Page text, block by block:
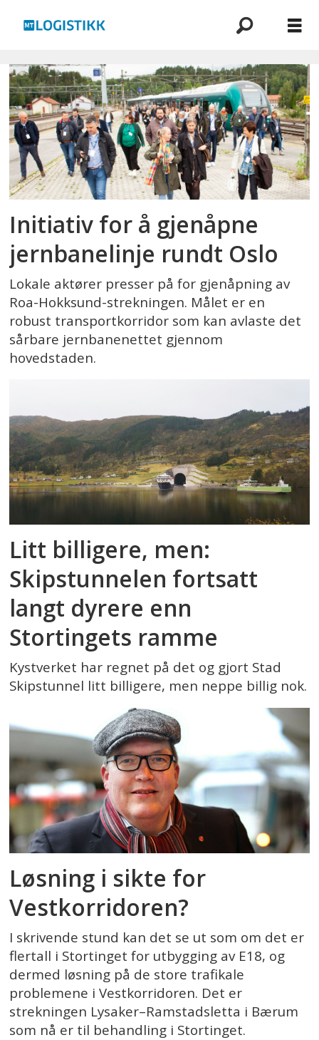
Emne:
stortinget
Initiativ for å gjenåpne
jernbanelinje rundt Oslo
Lokale aktører presser på for gjenåpning av
Roa-Hokksund-strekningen. Målet er en
robust transportkorridor som kan avlaste det
sårbare jernbanenettet gjennom
hovedstaden.
Litt billigere, men:
Skipstunnelen fortsatt
langt dyrere enn
Stortingets ramme
Kystverket har regnet på det og gjort Stad
Skipstunnel litt billigere, men neppe billig nok.
Løsning i sikte for
Vestkorridoren?
I skrivende stund kan det se ut som om det er
flertall i Stortinget for utbygging av E18, og
dermed løsning på de store trafikale
problemene i Vestkorridoren. Det er
strekningen Lysaker–Ramstadsletta i Bærum
som nå er til behandling i Stortinget.